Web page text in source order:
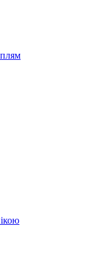
плям